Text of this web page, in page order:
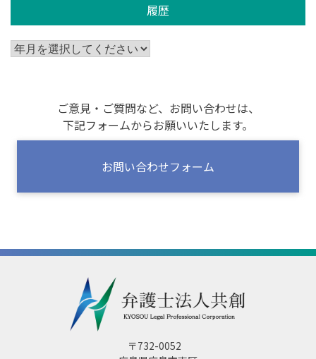
履歴
ご意見・ご質問など、お問い合わせは、
下記フォームからお願いいたします。
お問い合わせフォーム
〒732-0052